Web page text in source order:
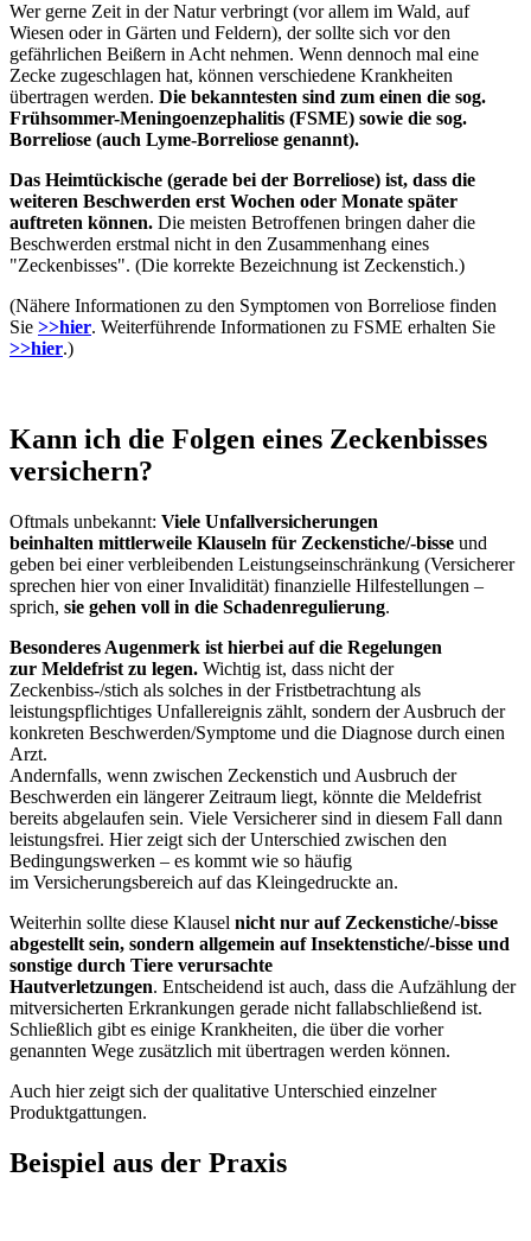
Wer gerne Zeit in der Natur verbringt (vor allem im Wald, auf
Wiesen oder in Gärten und Feldern), der sollte sich vor den
gefährlichen Beißern in Acht nehmen. Wenn dennoch mal eine
Zecke zugeschlagen hat, können verschiedene Krankheiten
übertragen werden. Die bekanntesten sind zum einen die sog.
Frühsommer-Meningoenzephalitis (FSME) sowie die sog.
Borreliose (auch Lyme-Borreliose genannt).
Das Heimtückische (gerade bei der Borreliose) ist, dass die
weiteren Beschwerden erst Wochen oder Monate später
auftreten können. Die meisten Betroffenen bringen daher die
Beschwerden erstmal nicht in den Zusammenhang eines
"Zeckenbisses". (Die korrekte Bezeichnung ist Zeckenstich.)
(Nähere Informationen zu den Symptomen von Borreliose finden
Sie >>hier. Weiterführende Informationen zu FSME erhalten Sie
>>hier.)
Kann ich die Folgen eines Zeckenbisses
versichern?
Oftmals unbekannt: Viele Unfallversicherungen
beinhalten mittlerweile Klauseln für Zeckenstiche/-bisse und
geben bei einer verbleibenden Leistungseinschränkung (Versicherer
sprechen hier von einer Invalidität) finanzielle Hilfestellungen –
sprich, sie gehen voll in die Schadenregulierung.
Besonderes Augenmerk ist hierbei auf die Regelungen
zur Meldefrist zu legen. Wichtig ist, dass nicht der
Zeckenbiss-/stich als solches in der Fristbetrachtung als
leistungspflichtiges Unfallereignis zählt, sondern der Ausbruch der
konkreten Beschwerden/Symptome und die Diagnose durch einen
Arzt.
Andernfalls, wenn zwischen Zeckenstich und Ausbruch der
Beschwerden ein längerer Zeitraum liegt, könnte die Meldefrist
bereits abgelaufen sein. Viele Versicherer sind in diesem Fall dann
leistungsfrei. Hier zeigt sich der Unterschied zwischen den
Bedingungswerken – es kommt wie so häufig
im Versicherungsbereich auf das Kleingedruckte an.
Weiterhin sollte diese Klausel nicht nur auf Zeckenstiche/-bisse
abgestellt sein, sondern allgemein auf Insektenstiche/-bisse und
sonstige durch Tiere verursachte
Hautverletzungen. Entscheidend ist auch, dass die Aufzählung der
mitversicherten Erkrankungen gerade nicht fallabschließend ist.
Schließlich gibt es einige Krankheiten, die über die vorher
genannten Wege zusätzlich mit übertragen werden können.
Auch hier zeigt sich der qualitative Unterschied einzelner
Produktgattungen.
Beispiel aus der Praxis